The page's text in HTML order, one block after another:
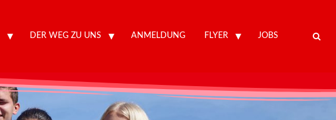
DER WEG ZU UNS ANMELDUNG FLYER JOBS